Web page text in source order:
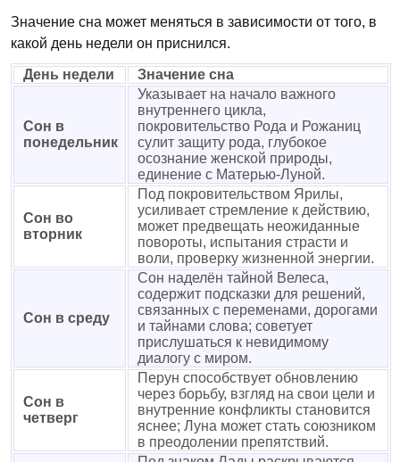
Значение сна может меняться в зависимости от того, в
какой день недели он приснился.
День недели Значение сна
Сон в
понедельник
Указывает на начало важного
внутреннего цикла,
покровительство Рода и Рожаниц
сулит защиту рода, глубокое
осознание женской природы,
единение с Матерью-Луной.
Сон во
вторник
Под покровительством Ярилы,
усиливает стремление к действию,
может предвещать неожиданные
повороты, испытания страсти и
воли, проверку жизненной энергии.
Сон в среду
Сон наделён тайной Велеса,
содержит подсказки для решений,
связанных с переменами, дорогами
и тайнами слова; советует
прислушаться к невидимому
диалогу с миром.
Сон в
четверг
Перун способствует обновлению
через борьбу, взгляд на свои цели и
внутренние конфликты становится
яснее; Луна может стать союзником
в преодолении препятствий.